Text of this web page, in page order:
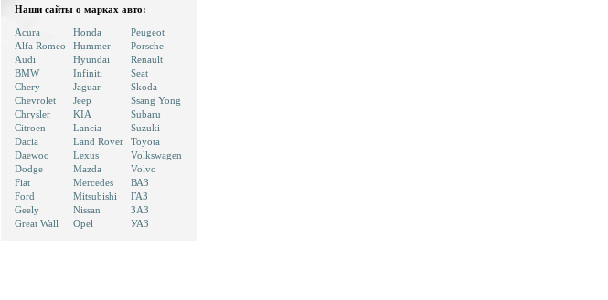
Наши сайты о марках авто:
Acura
Alfa Romeo
Audi
BMW
Chery
Chevrolet
Chrysler
Citroen
Dacia
Daewoo
Dodge
Fiat
Ford
Geely
Great Wall
Honda
Hummer
Hyundai
Infiniti
Jaguar
Jeep
KIA
Lancia
Land Rover
Lexus
Mazda
Mercedes
Mitsubishi
Nissan
Opel
Peugeot
Porsche
Renault
Seat
Skoda
Ssang Yong
Subaru
Suzuki
Toyota
Volkswagen
Volvo
ВАЗ
ГАЗ
ЗАЗ
УАЗ